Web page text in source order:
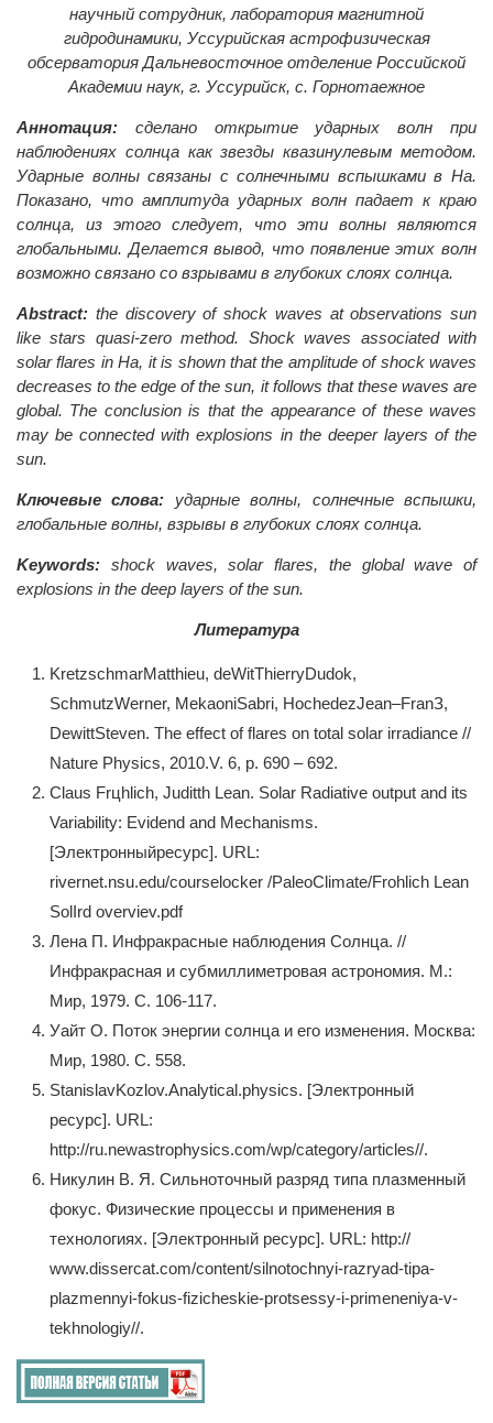
научный сотрудник, лаборатория магнитной
гидродинамики, Уcсурийская астрофизическая
обсерватория Дальневосточное отделение Российской
Академии наук, г. Уссурийск, с. Горнотаежное
Аннотация: сделано открытие ударных волн при
наблюдениях солнца как звезды квазинулевым методом.
Ударные волны связаны с солнечными вспышками в Нa.
Показано, что амплитуда ударных волн падает к краю
солнца, из этого следует, что эти волны являются
глобальными. Делается вывод, что появление этих волн
возможно связано со взрывами в глубоких слоях солнца.
Abstract: the discovery of shock waves at observations sun
like stars quasi-zero method. Shock waves associated with
solar flares in Ha, it is shown that the amplitude of shock waves
decreases to the edge of the sun, it follows that these waves are
global. The conclusion is that the appearance of these waves
may be connected with explosions in the deeper layers of the
sun.
Ключевые слова: ударные волны, солнечные вспышки,
глобальные волны, взрывы в глубоких слоях солнца.
Keywords: shock waves, solar flares, the global wave of
explosions in the deep layers of the sun.
Литература
KretzschmarMatthieu, deWitThierryDudok,
SchmutzWerner, MekaoniSabri, HochedezJean–FranЗ,
DewittSteven. The effect of flares on total solar irradiance //
Nature Physics, 2010.V. 6, р. 690 – 692.
Claus Frцhlich, Juditth Lean. Solar Radiative output and its
Variability: Evidend and Mechanisms.
[Электронныйресурс]. URL:
rivernet.nsu.edu/courselocker /PaleoClimate/Frohlich Lean
SolIrd overviev.pdf
Лена П. Инфракрасные наблюдения Солнца. //
Инфракрасная и субмиллиметровая астрономия. М.:
Мир, 1979. С. 106-117.
Уайт О. Поток энергии солнца и его изменения. Москва:
Мир, 1980. C. 558.
StanislavKozlov.Analytical.physics. [Электронный
ресурс]. URL:
http://ru.newastrophysics.com/wp/category/articles//.
Никулин В. Я. Сильноточный разряд типа плазменный
фокус. Физические процессы и применения в
технологиях. [Электронный ресурс]. URL: http://
www.dissercat.com/content/silnotochnyi-razryad-tipa-
plazmennyi-fokus-fizicheskie-protsessy-i-primeneniya-v-
tekhnologiy//.